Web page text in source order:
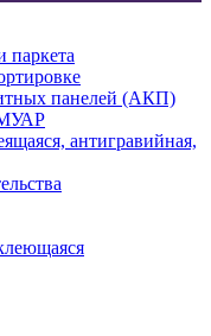
паркета
панелей (АКП)
МУАР
антигравийная,